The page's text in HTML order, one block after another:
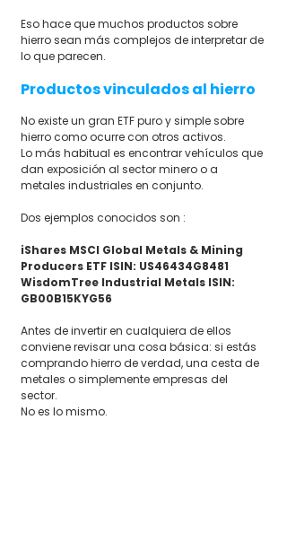
Eso hace que muchos productos sobre
hierro sean más complejos de interpretar de
lo que parecen.
Productos vinculados al hierro
No existe un gran ETF puro y simple sobre
hierro como ocurre con otros activos.
Lo más habitual es encontrar vehículos que
dan exposición al sector minero o a
metales industriales en conjunto.
Dos ejemplos conocidos son :
iShares MSCI Global Metals & Mining
Producers ETF ISIN: US46434G8481
WisdomTree Industrial Metals ISIN:
GB00B15KYG56
Antes de invertir en cualquiera de ellos
conviene revisar una cosa básica: si estás
comprando hierro de verdad, una cesta de
metales o simplemente empresas del
sector.
No es lo mismo.